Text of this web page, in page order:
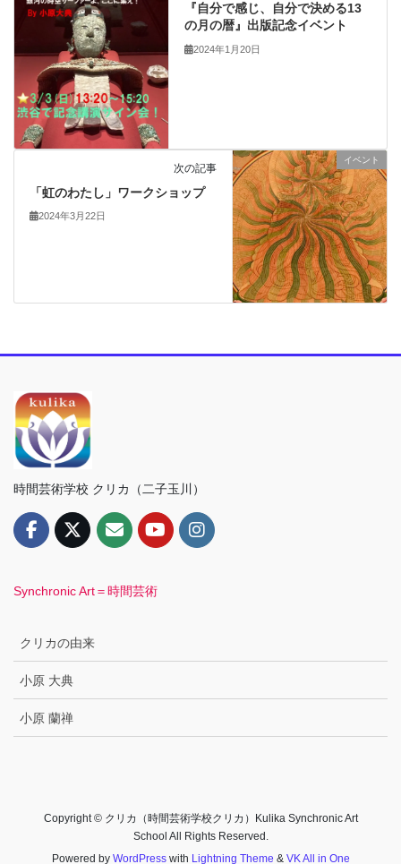
『自分で感じ、自分で決める13
の月の暦』出版記念イベント
2024年1月20日
イベント
次の記事
「虹のわたし」ワークショップ
2024年3月22日
時間芸術学校 クリカ（二子玉川）
Synchronic Art＝時間芸術
クリカの由来
小原 大典
小原 蘭禅
Copyright © クリカ（時間芸術学校クリカ）Kulika Synchronic Art
School All Rights Reserved.
Powered by WordPresswith Lightning Theme & VK All in One